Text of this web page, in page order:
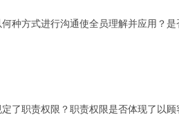
种方式进行沟通使全员理解并应用？
了职责权限？职责权限是否体现了以